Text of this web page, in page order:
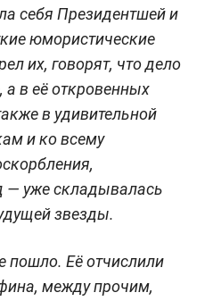
себя Президентшей и
юмористические
их, говорят, что дело
в её откровенных
в удивительной
и ко всему
— уже складывалась
звезды.
пошло. Её отчислили
между прочим,